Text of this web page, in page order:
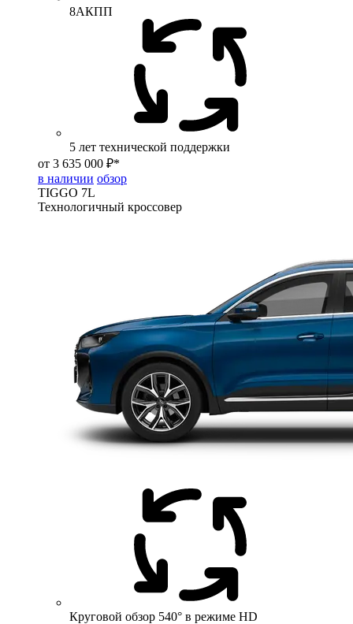
8АКПП
5 лет технической поддержки
от 3 635 000 ₽*
в наличии обзор
TIGGO 7L
Технологичный кроссовер
Круговой обзор 540° в режиме HD